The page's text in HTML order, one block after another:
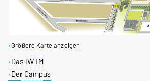
Größere Karte anzeigen
Das IWTM
Der Campus